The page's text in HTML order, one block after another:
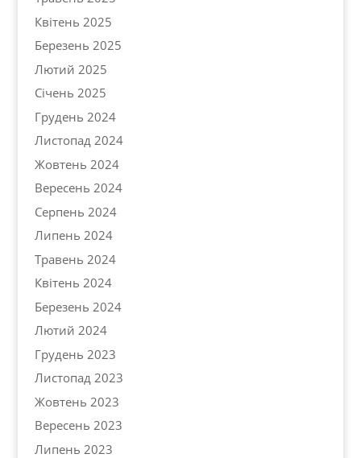
Квітень 2025
Березень 2025
Лютий 2025
Січень 2025
Грудень 2024
Листопад 2024
Жовтень 2024
Вересень 2024
Серпень 2024
Липень 2024
Травень 2024
Квітень 2024
Березень 2024
Лютий 2024
Грудень 2023
Листопад 2023
Жовтень 2023
Вересень 2023
Липень 2023